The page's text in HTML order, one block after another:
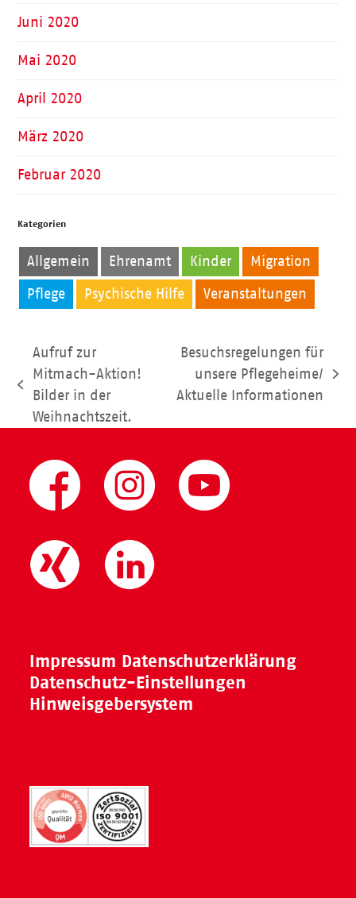
Juni 2020
Mai 2020
April 2020
März 2020
Februar 2020
Kategorien
Allgemein Ehrenamt Kinder Migration
Pflege Psychische Hilfe Veranstaltungen
vorheriger
Beitrag:
Aufruf zur
Mitmach-Aktion!
Bilder in der
Weihnachtszeit.
Nächster
Beitrag:
Besuchsregelungen für
unsere Pflegeheime/
Aktuelle Informationen
Impressum Datenschutzerklärung
Datenschutz-Einstellungen
Hinweisgebersystem